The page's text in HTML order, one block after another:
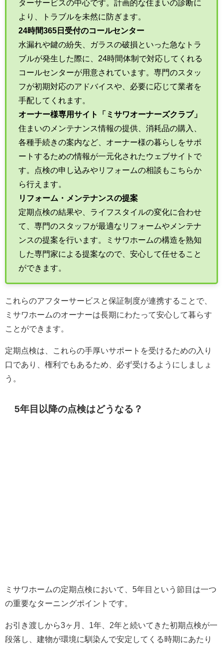
ターサービスの中心です。計画的な住まいの診断に
より、トラブルを未然に防ぎます。
24時間365日受付のコールセンター
水漏れや鍵の紛失、ガラスの破損といった急なトラ
ブルが発生した際に、24時間体制で対応してくれる
コールセンターが用意されています。専門のスタッ
フが初期対応のアドバイスや、必要に応じて業者を
手配してくれます。
オーナー様専用サイト「ミサワオーナーズクラブ」
住まいのメンテナンス情報の提供、消耗品の購入、
各種手続きの案内など、オーナー様の暮らしをサポ
ートするための情報が一元化されたウェブサイトで
す。点検の申し込みやリフォームの相談もこちらか
ら行えます。
リフォーム・メンテナンスの提案
定期点検の結果や、ライフスタイルの変化に合わせ
て、専門のスタッフが最適なリフォームやメンテナ
ンスの提案を行います。ミサワホームの構造を熟知
した専門家による提案なので、安心して任せること
ができます。
これらのアフターサービスと保証制度が連携することで、
ミサワホームのオーナーは長期にわたって安心して暮らす
ことができます。
定期点検は、これらの手厚いサポートを受けるための入り
口であり、権利でもあるため、必ず受けるようにしましょ
う。
5年目以降の点検はどうなる？
ミサワホームの定期点検において、5年目という節目は一つ
の重要なターニングポイントです。
お引き渡しから3ヶ月、1年、2年と続いてきた初期点検が一
段落し、建物が環境に馴染んで安定してくる時期にあたり